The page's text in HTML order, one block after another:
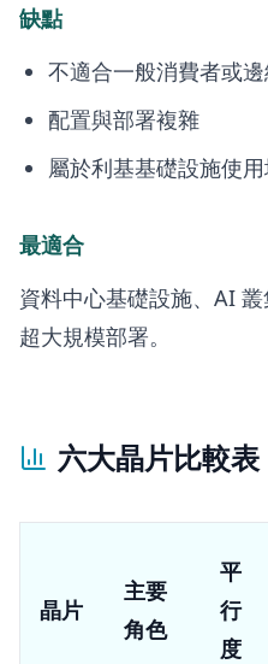
缺點
不適合一般消費者或
配置與部署複雜
屬於利基基礎設施使
最適合
資料中心基礎設施、AI 叢
超大規模部署。
六大晶片比較表
晶片
主要
角色
平
行
度